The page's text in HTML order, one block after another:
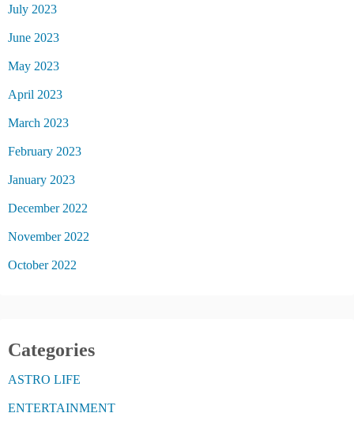
July 2023
June 2023
May 2023
April 2023
March 2023
February 2023
January 2023
December 2022
November 2022
October 2022
Categories
ASTRO LIFE
ENTERTAINMENT